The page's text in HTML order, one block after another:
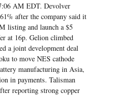
AM EDT. Devolver
after the company said it
listing and launch a $5
at 16p. Gelion climbed
a joint development deal
to move NES cathode
manufacturing in Asia,
in payments. Talisman
reporting strong copper